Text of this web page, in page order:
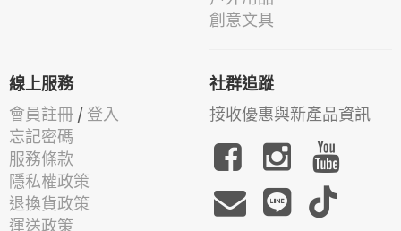
創意文具
線上服務
會員註冊 / 登入
忘記密碼
服務條款
隱私權政策
退換貨政策
運送政策
社群追蹤
接收優惠與新產品資訊